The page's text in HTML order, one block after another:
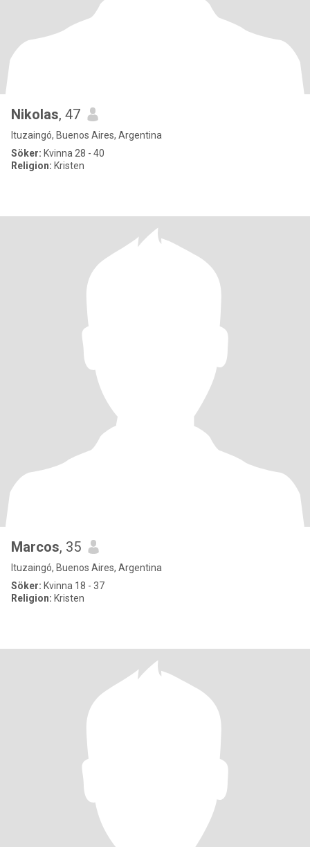
Nikolas, 47
Ituzaingó, Buenos Aires, Argentina
Söker: Kvinna 28 - 40
Religion: Kristen
Marcos, 35
Ituzaingó, Buenos Aires, Argentina
Söker: Kvinna 18 - 37
Religion: Kristen